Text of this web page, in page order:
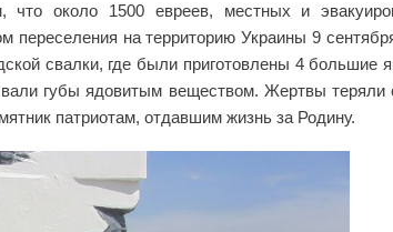
около 1500 евреев, местных и
на территорию Украины 9
свалки, где были приготовлены 4 большие
губы ядовитым веществом. Жертвы теряли
патриотам, отдавшим жизнь за Родину.